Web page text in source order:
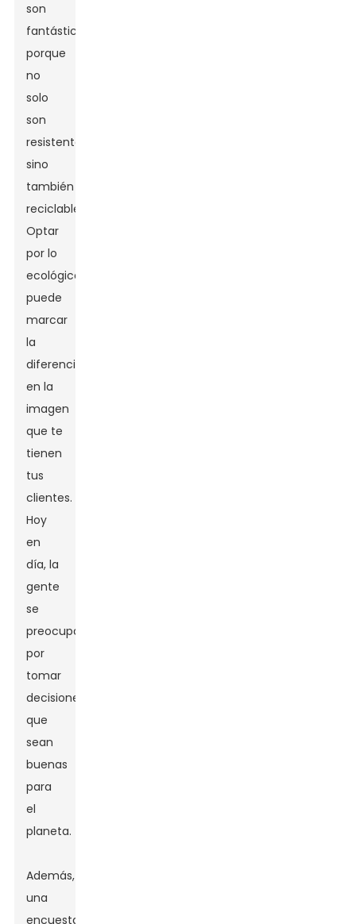
son
fantásticos
porque
no
solo
son
resistentes,
sino
también
reciclables.
Optar
por lo
ecológico
puede
marcar
la
diferencia
en la
imagen
que te
tienen
tus
clientes.
Hoy
en
día, la
gente
se
preocupa
por
tomar
decisiones
que
sean
buenas
para
el
planeta.
Además,
una
encuesta